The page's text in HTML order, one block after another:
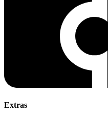
Extras